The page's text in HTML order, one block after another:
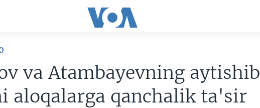
va Atambayevning aytishib
aloqalarga qanchalik ta'sir